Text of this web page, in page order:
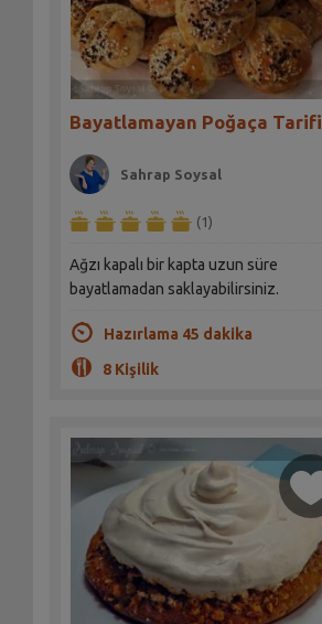
Bayatlamayan Poğaça Tarifi
Sahrap Soysal
(1)
Ağzı kapalı bir kapta uzun süre
bayatlamadan saklayabilirsiniz.
Hazırlama 45 dakika
8 Kişilik